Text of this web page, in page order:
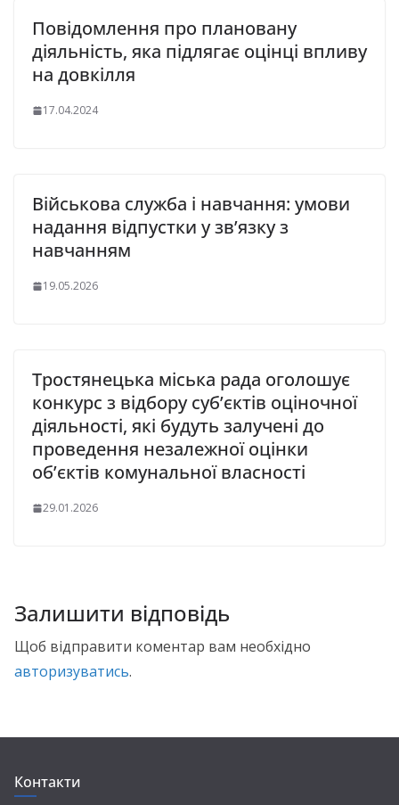
Повідомлення про плановану
діяльність, яка підлягає оцінці впливу
на довкілля
17.04.2024
Військова служба і навчання: умови
надання відпустки у зв’язку з
навчанням
19.05.2026
Тростянецька міська рада оголошує
конкурс з відбору суб’єктів оціночної
діяльності, які будуть залучені до
проведення незалежної оцінки
об’єктів комунальної власності
29.01.2026
Залишити відповідь
Щоб відправити коментар вам необхідно
авторизуватись.
Контакти